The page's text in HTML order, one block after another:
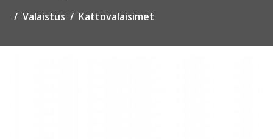
Valaistus Kattovalaisimet